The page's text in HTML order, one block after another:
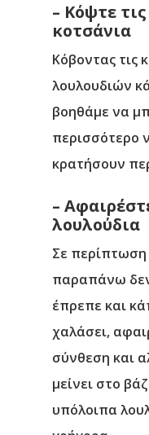
– Κόψτε
κοτσάνια
Κόβοντας τις
λουλουδιών
βοηθάμε να
περισσότερο
κρατήσουν
–
λουλούδια
Σε
παραπάνω
έπρεπε και
χαλάσει,
σύνθεση και
μείνει στο
υπόλοιπα